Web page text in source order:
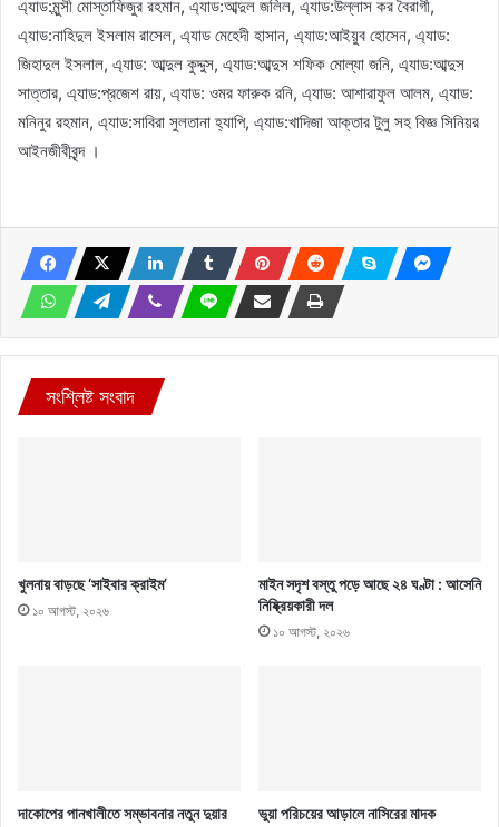
এ্যাড:মুন্সী মোস্তাফিজুর রহমান, এ্যাড:আব্দুল জলিল, এ্যাড:উল্লাস কর বৈরাগী,
এ্যাড:নাহিদুল ইসলাম রাসেল, এ্যাড মেহেদী হাসান, এ্যাড:আইয়ুব হোসেন, এ্যাড:
জিহাদুল ইসলাল, এ্যাড: আব্দুল কুদ্দুস, এ্যাড:আব্দুস শফিক মোল্যা জনি, এ্যাড:আব্দুস
সাত্তার, এ্যাড:প্রজেশ রায়, এ্যাড: ওমর ফারুক রনি, এ্যাড: আশারাফুল আলম, এ্যাড:
মনিনুর রহমান, এ্যাড:সাবিরা সুলতানা হ্যাপি, এ্যাড:খাদিজা আক্তার টুলু সহ বিজ্ঞ সিনিয়র
আইনজীবীবৃন্দ ।
সংশ্লিষ্ট সংবাদ
খুলনায় বাড়ছে ‘সাইবার ক্রাইম’
১০ আগস্ট, ২০২৬
মাইন সদৃশ বস্তু পড়ে আছে ২৪ ঘণ্টা : আসেনি
নিষ্ক্রিয়কারী দল
১০ আগস্ট, ২০২৬
দাকোপের পানখালীতে সম্ভাবনার নতুন দুয়ার
ভুয়া পরিচয়ের আড়ালে নাসিরের মাদক